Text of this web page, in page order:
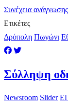
Συνέχεια ανάγνωσης
Ετικέτες
Δρόπολη Πωγώνι
Σύλληψη
Newsroom Slider